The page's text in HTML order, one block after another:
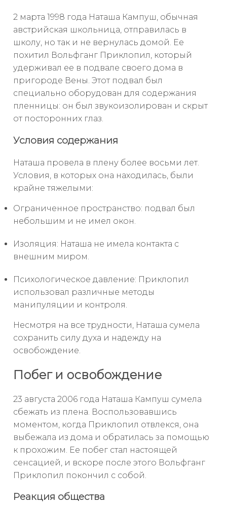
2 марта 1998 года Наташа Кампуш, обычная
австрийская школьница, отправилась в
школу, но так и не вернулась домой. Ее
похитил Вольфганг Приклопил, который
удерживал ее в подвале своего дома в
пригороде Вены. Этот подвал был
специально оборудован для содержания
пленницы: он был звукоизолирован и скрыт
от посторонних глаз.
Условия содержания
Наташа провела в плену более восьми лет.
Условия, в которых она находилась, были
крайне тяжелыми:
Ограниченное пространство: подвал был
небольшим и не имел окон.
Изоляция: Наташа не имела контакта с
внешним миром.
Психологическое давление: Приклопил
использовал различные методы
манипуляции и контроля.
Несмотря на все трудности, Наташа сумела
сохранить силу духа и надежду на
освобождение.
Побег и освобождение
23 августа 2006 года Наташа Кампуш сумела
сбежать из плена. Воспользовавшись
моментом, когда Приклопил отвлекся, она
выбежала из дома и обратилась за помощью
к прохожим. Ее побег стал настоящей
сенсацией, и вскоре после этого Вольфганг
Приклопил покончил с собой.
Реакция общества